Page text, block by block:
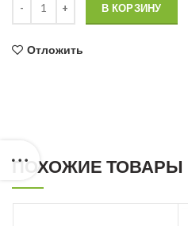
В КОРЗИНУ
Отложить
ПОХОЖИЕ ТОВАРЫ